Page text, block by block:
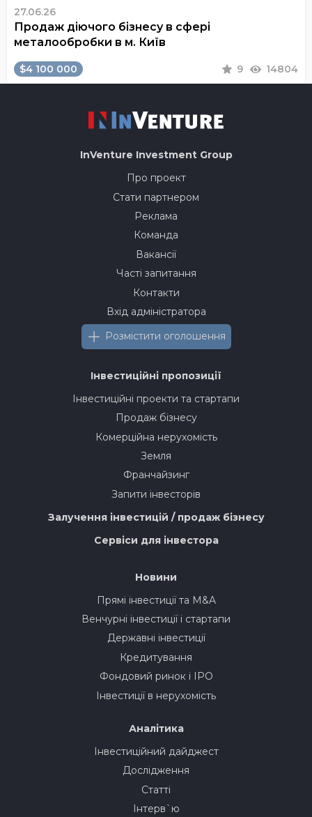
27.06.26
Продаж діючого бізнесу в сфері
металообробки в м. Київ
$4 100 000 9 14804
InVenture Investment Group
Про проект
Стати партнером
Реклама
Команда
Вакансії
Часті запитання
Контакти
Вхід адміністратора
Розмістити оголошення
Інвестиційні пропозиції
Інвестиційні проекти та стартапи
Продаж бізнесу
Комерційна нерухомість
Земля
Франчайзинг
Запити інвесторів
Залучення інвестицій / продаж бізнесу
Сервіси для інвестора
Новини
Прямі інвестиції та M&A
Венчурні інвестиції і стартапи
Державні інвестиції
Кредитування
Фондовий ринок і IPO
Інвестиції в нерухомість
Аналітика
Інвестиційний дайджест
Дослідження
Статті
Інтерв`ю